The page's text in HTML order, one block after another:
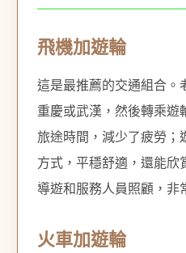
飛機加遊輪
這是最推薦的交通組合。
重慶或武漢，然後轉乘遊
旅途時間，減少了疲勞；
方式，平穩舒適，還能欣
導遊和服務人員照顧，非
火車加遊輪